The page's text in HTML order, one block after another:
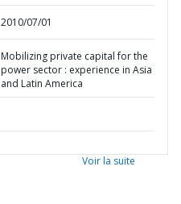
2010/07/01
Mobilizing private capital for the
power sector : experience in Asia
and Latin America
Voir la suite